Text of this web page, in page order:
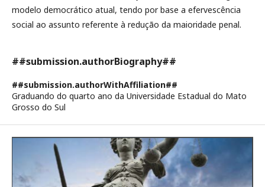
modelo democrático atual, tendo por base a efervescência
social ao assunto referente à redução da maioridade penal.
##submission.authorBiography##
##submission.authorWithAffiliation##
Graduando do quarto ano da Universidade Estadual do Mato
Grosso do Sul